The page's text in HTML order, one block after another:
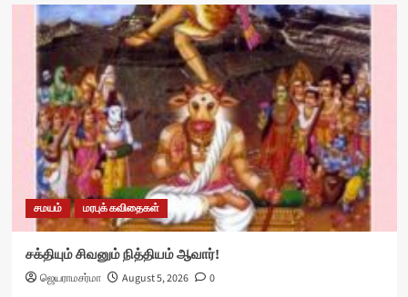
சமயம் மரபுக் கவிதைகள்
சக்தியும் சிவனும் நித்தியம் ஆவார்!
ஜெயராமசர்மா August 5, 2026 0